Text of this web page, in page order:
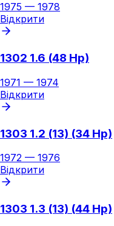
1975 — 1978
Відкрити
1302 1.6 (48 Hp)
1971 — 1974
Відкрити
1303 1.2 (13) (34 Hp)
1972 — 1976
Відкрити
1303 1.3 (13) (44 Hp)